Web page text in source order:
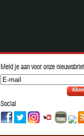
Meld je aan voor onze
Social